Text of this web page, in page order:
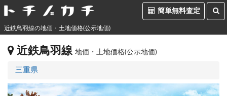
簡単無料査定
近鉄鳥羽線の地価・土地価格(公示地価)
近鉄鳥羽線 地価・土地価格(公示地価)
三重県